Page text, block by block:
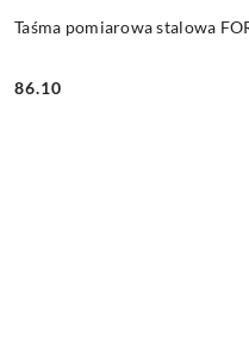
Taśma pomiarowa stalowa
Cena:
86.10